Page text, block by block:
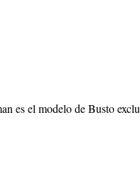
es el modelo de Busto